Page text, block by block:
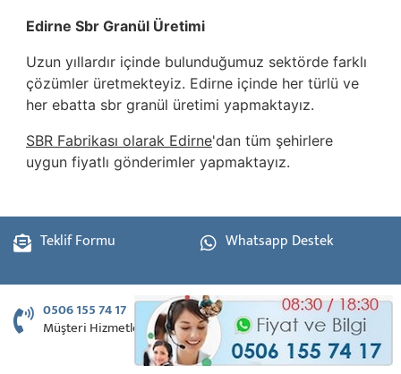
Edirne Sbr Granül Üretimi
Uzun yıllardır içinde bulunduğumuz sektörde farklı
çözümler üretmekteyiz. Edirne içinde her türlü ve
her ebatta sbr granül üretimi yapmaktayız.
SBR Fabrikası olarak Edirne'dan tüm şehirlere
uygun fiyatlı gönderimler yapmaktayız.
Teklif Formu Whatsapp Destek
0506 155 74 17
Müşteri Hizmetleri